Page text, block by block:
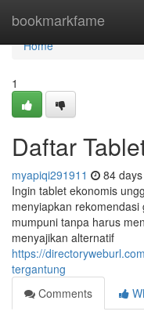
bookmarkfame
Home
Home
1
Daftar
myapiqi291911 84
Ingin tablet ekonomis
menyiapkan
mumpuni tanpa harus
menyajikan alternatif
https://
tergantung
Comments